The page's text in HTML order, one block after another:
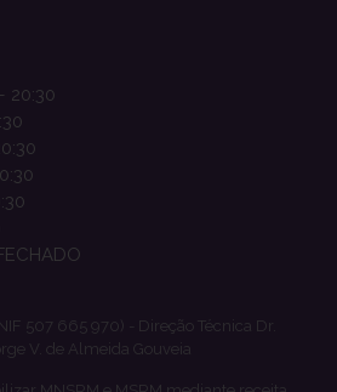
20:30
507 665 970) - Direção Técnica Dr.
V. de Almeida Gouveia